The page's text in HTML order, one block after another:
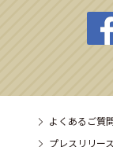
よくあるご質
プレスリリース